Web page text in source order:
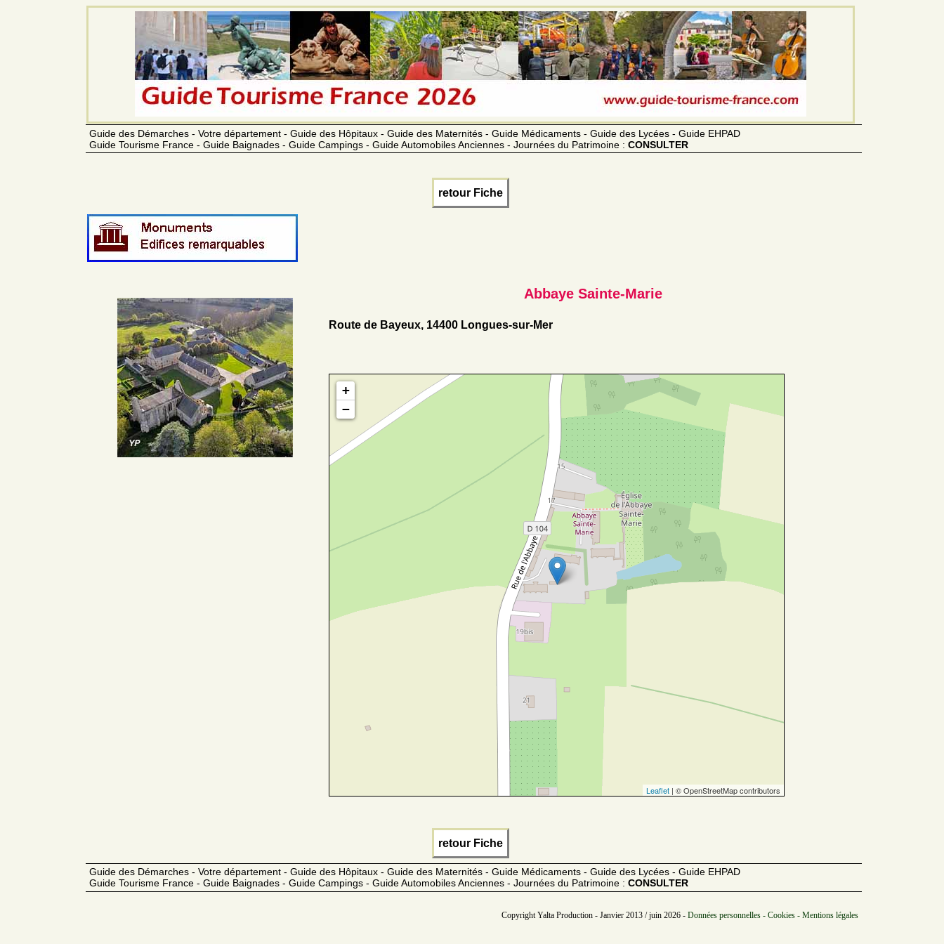
Guide des Démarches - Votre département - Guide des Hôpitaux - Guide des Maternités - Guide Médicaments - Guide des Lycées - Guide EHPAD
Guide Tourisme France - Guide Baignades - Guide Campings - Guide Automobiles Anciennes - Journées du Patrimoine : CONSULTER
retour Fiche
Abbaye Sainte-Marie
Route de Bayeux, 14400 Longues-sur-Mer
+
−
Leaflet| © OpenStreetMap contributors
retour Fiche
Guide des Démarches - Votre département - Guide des Hôpitaux - Guide des Maternités - Guide Médicaments - Guide des Lycées - Guide EHPAD
Guide Tourisme France - Guide Baignades - Guide Campings - Guide Automobiles Anciennes - Journées du Patrimoine : CONSULTER
Copyright Yalta Production - Janvier 2013 / juin 2026 - Données personnelles - Cookies - Mentions légales